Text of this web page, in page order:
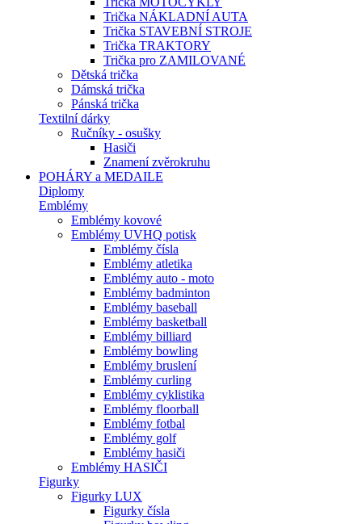
Trička NÁKLADNÍ AUTA
Trička STAVEBNÍ STROJE
Trička TRAKTORY
Trička pro ZAMILOVANÉ
Dětská trička
Dámská trička
Pánská trička
Textilní dárky
Ručníky - osušky
Hasiči
Znamení zvěrokruhu
POHÁRY a MEDAILE
Diplomy
Emblémy
Emblémy kovové
Emblémy UVHQ potisk
Emblémy čísla
Emblémy atletika
Emblémy auto - moto
Emblémy badminton
Emblémy baseball
Emblémy basketball
Emblémy billiard
Emblémy bowling
Emblémy bruslení
Emblémy curling
Emblémy cyklistika
Emblémy floorball
Emblémy fotbal
Emblémy golf
Emblémy hasiči
Emblémy HASIČI
Figurky
Figurky LUX
Figurky čísla